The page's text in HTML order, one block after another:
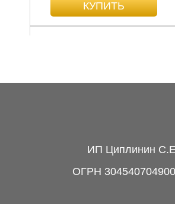
здоровья, кедр,
змеевик, 50 мм
ИП Циплинин
ОГРН